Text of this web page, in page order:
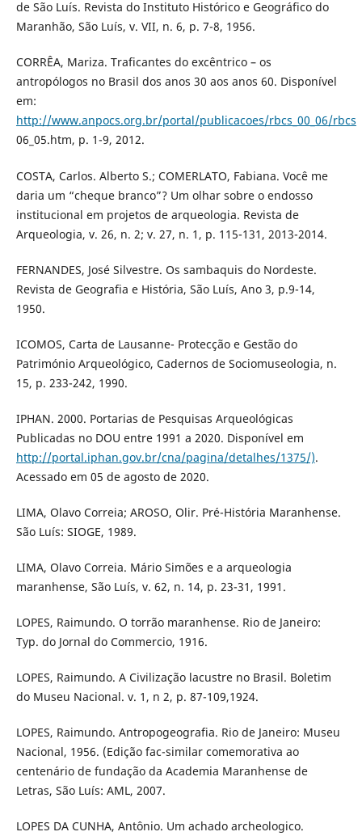
de São Luís. Revista do Instituto Histórico e Geográfico do
Maranhão, São Luís, v. VII, n. 6, p. 7-8, 1956.
CORRÊA, Mariza. Traficantes do excêntrico – os
antropólogos no Brasil dos anos 30 aos anos 60. Disponível
em:
http://www.anpocs.org.br/portal/publicacoes/rbcs_00_06/rbcs
06_05.htm, p. 1-9, 2012.
COSTA, Carlos. Alberto S.; COMERLATO, Fabiana. Você me
daria um “cheque branco”? Um olhar sobre o endosso
institucional em projetos de arqueologia. Revista de
Arqueologia, v. 26, n. 2; v. 27, n. 1, p. 115-131, 2013-2014.
FERNANDES, José Silvestre. Os sambaquis do Nordeste.
Revista de Geografia e História, São Luís, Ano 3, p.9-14,
1950.
ICOMOS, Carta de Lausanne- Protecção e Gestão do
Património Arqueológico, Cadernos de Sociomuseologia, n.
15, p. 233-242, 1990.
IPHAN. 2000. Portarias de Pesquisas Arqueológicas
Publicadas no DOU entre 1991 a 2020. Disponível em
http://portal.iphan.gov.br/cna/pagina/detalhes/1375/).
Acessado em 05 de agosto de 2020.
LIMA, Olavo Correia; AROSO, Olir. Pré-História Maranhense.
São Luís: SIOGE, 1989.
LIMA, Olavo Correia. Mário Simões e a arqueologia
maranhense, São Luís, v. 62, n. 14, p. 23-31, 1991.
LOPES, Raimundo. O torrão maranhense. Rio de Janeiro:
Typ. do Jornal do Commercio, 1916.
LOPES, Raimundo. A Civilização lacustre no Brasil. Boletim
do Museu Nacional. v. 1, n 2, p. 87-109,1924.
LOPES, Raimundo. Antropogeografia. Rio de Janeiro: Museu
Nacional, 1956. (Edição fac-similar comemorativa ao
centenário de fundação da Academia Maranhense de
Letras, São Luís: AML, 2007.
LOPES DA CUNHA, Antônio. Um achado archeologico.